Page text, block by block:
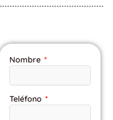
Nombre
Teléfono